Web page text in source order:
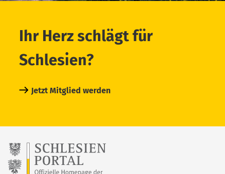
Ihr Herz schlägt für
Schlesien?
Jetzt Mitglied werden